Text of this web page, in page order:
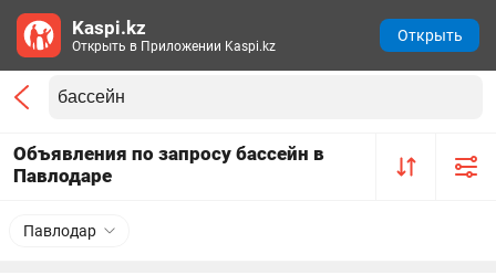
Объявления по запросу бассейн в
Павлодаре
Павлодар
Kaspi.kz
Открыть в Приложении Kaspi.kz
Открыть